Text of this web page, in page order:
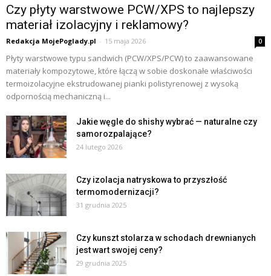
Czy płyty warstwowe PCW/XPS to najlepszy
materiał izolacyjny i reklamowy?
Redakcja MojePoglady.pl - 15 maja 2026 0
Płyty warstwowe typu sandwich (PCW/XPS/PCW) to zaawansowane
materiały kompozytowe, które łączą w sobie doskonałe właściwości
termoizolacyjne ekstrudowanej pianki polistyrenowej z wysoką
odpornością mechaniczną i...
Jakie węgle do shishy wybrać — naturalne czy
samorozpalające?
24 lutego 2026
Czy izolacja natryskowa to przyszłość
termomodernizacji?
31 grudnia 2025
Czy kunszt stolarza w schodach drewnianych
jest wart swojej ceny?
29 grudnia 2025